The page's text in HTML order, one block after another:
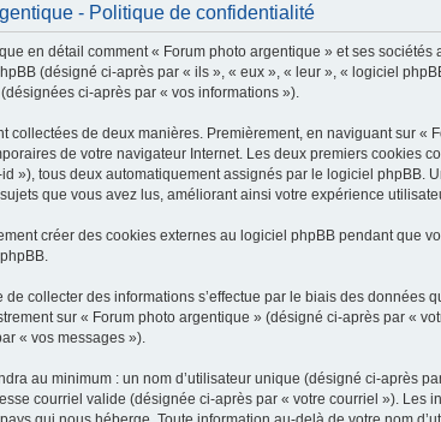
- Politique de confidentialité
en détail comment « Forum photo argentique » et ses
(désigné ci-après par « ils », « eux », « leur », « logiciel
ci-après par « vos informations »).
collectées de deux manières. Premièrement, en naviguant sur
de votre navigateur Internet. Les deux premiers cookies
»), tous deux automatiquement assignés par le logiciel phpBB.
que vous avez lus, améliorant ainsi votre expérience
créer des cookies externes au logiciel phpBB pendant que
de collecter des informations s’effectue par le biais des données
sur « Forum photo argentique » (désigné ci-après par «
« vos messages »).
au minimum : un nom d’utilisateur unique (désigné ci-après
courriel valide (désignée ci-après par « votre courriel »).